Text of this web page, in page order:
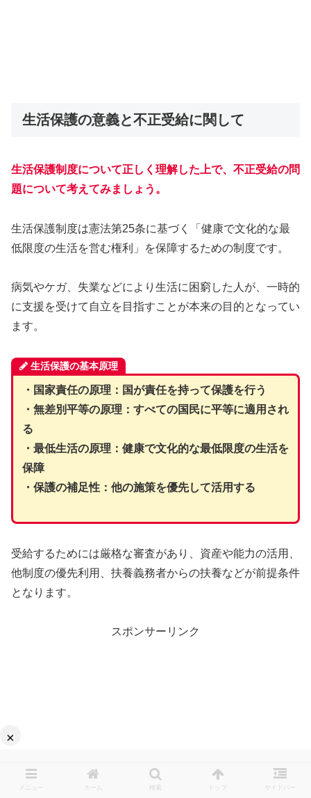
生活保護の意義と不正受給に関して
生活保護制度について正しく理解した上で、不正受給の問
題について考えてみましょう。
生活保護制度は憲法第25条に基づく「健康で文化的な最
低限度の生活を営む権利」を保障するための制度です。
病気やケガ、失業などにより生活に困窮した人が、一時的
に支援を受けて自立を目指すことが本来の目的となってい
ます。
生活保護の基本原理
・国家責任の原理：国が責任を持って保護を行う
・無差別平等の原理：すべての国民に平等に適用され
る
・最低生活の原理：健康で文化的な最低限度の生活を
保障
・保護の補足性：他の施策を優先して活用する
受給するためには厳格な審査があり、資産や能力の活用、
他制度の優先利用、扶養義務者からの扶養などが前提条件
となります。
スポンサーリンク
メニュー ホーム 検索 トップ サイドバー
×